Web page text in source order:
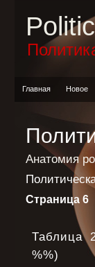
Главная Новое
Анатомия
Страница 6
Таблица
%%)